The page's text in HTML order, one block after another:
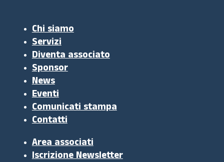
Chi siamo
Servizi
Diventa associato
Sponsor
News
Eventi
Comunicati stampa
Contatti
Area associati
Iscrizione Newsletter